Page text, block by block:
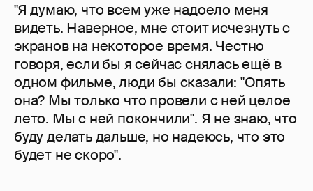
"Я думаю, что всем уже надоело меня
видеть. Наверное, мне стоит исчезнуть с
экранов на некоторое время. Честно
говоря, если бы я сейчас снялась ещё в
одном фильме, люди бы сказали: "Опять
она? Мы только что провели с ней целое
лето. Мы с ней покончили". Я не знаю, что
буду делать дальше, но надеюсь, что это
будет не скоро".